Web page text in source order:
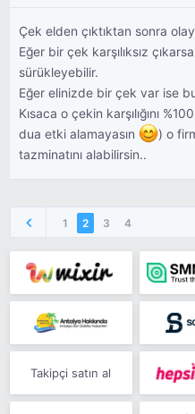
Çek elden çıktıktan sonra
Eğer bir çek karşılıksız
sürükleyebilir.
Eğer elinizde bir çek var ise
Kısaca o çekin karşılığını
dua etki alamayasın
) o
tazminatını alabilirsin..
1 2 3 4
Takipçi satın al